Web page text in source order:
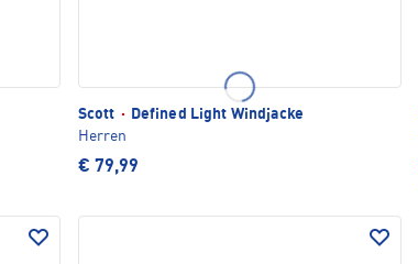
Scott ·
Defined Light Windjacke
Herren
€ 79,99